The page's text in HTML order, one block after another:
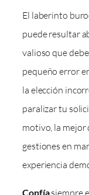
El laberinto
puede resultar
valioso que
pequeño error
la elección
paralizar tu
motivo, la mejor
gestiones en
experiencia
Confíasiempre